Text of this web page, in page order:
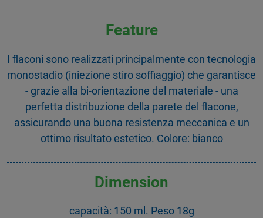
Feature
I flaconi sono realizzati principalmente con tecnologia
monostadio (iniezione stiro soffiaggio) che garantisce
- grazie alla bi-orientazione del materiale - una
perfetta distribuzione della parete del flacone,
assicurando una buona resistenza meccanica e un
ottimo risultato estetico. Colore: bianco
Dimension
capacità: 150 ml. Peso 18g